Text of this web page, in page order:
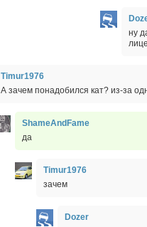
ну
Timur1976
А зачем понадобился кат? из-за
ShameAndFame
да
Timur1976
зачем
Dozer